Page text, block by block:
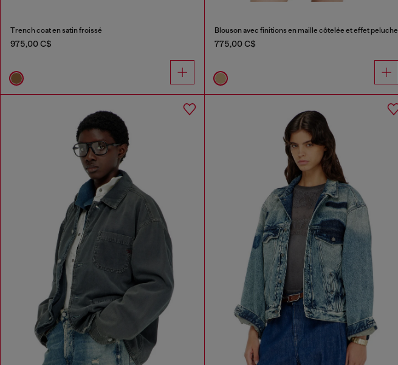
Trench coat en satin froissé
975,00 C$
Blouson avec finitions en maille côtelée et effet peluche
775,00 C$